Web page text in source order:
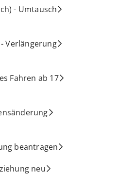
- Umtausch
Verlängerung
Fahren ab 17
beantragen
neu